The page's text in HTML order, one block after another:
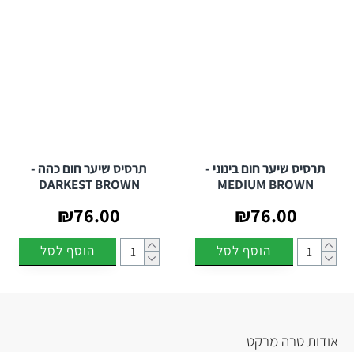
תרסיס שיער חום בינוני -
MEDIUM BROWN
₪76.00
הוסף לסל
תרסיס שיער חום כהה -
DARKEST BROWN
₪76.00
הוסף לסל
אודות טרה מרקט